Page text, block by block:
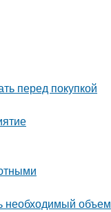
перед покупкой
необходимый объем